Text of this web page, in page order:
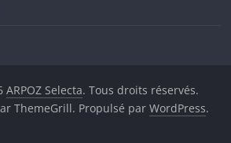
ARPOZ Selecta. Tous droits réservés.
ThemeGrill. Propulsé parWordPress.